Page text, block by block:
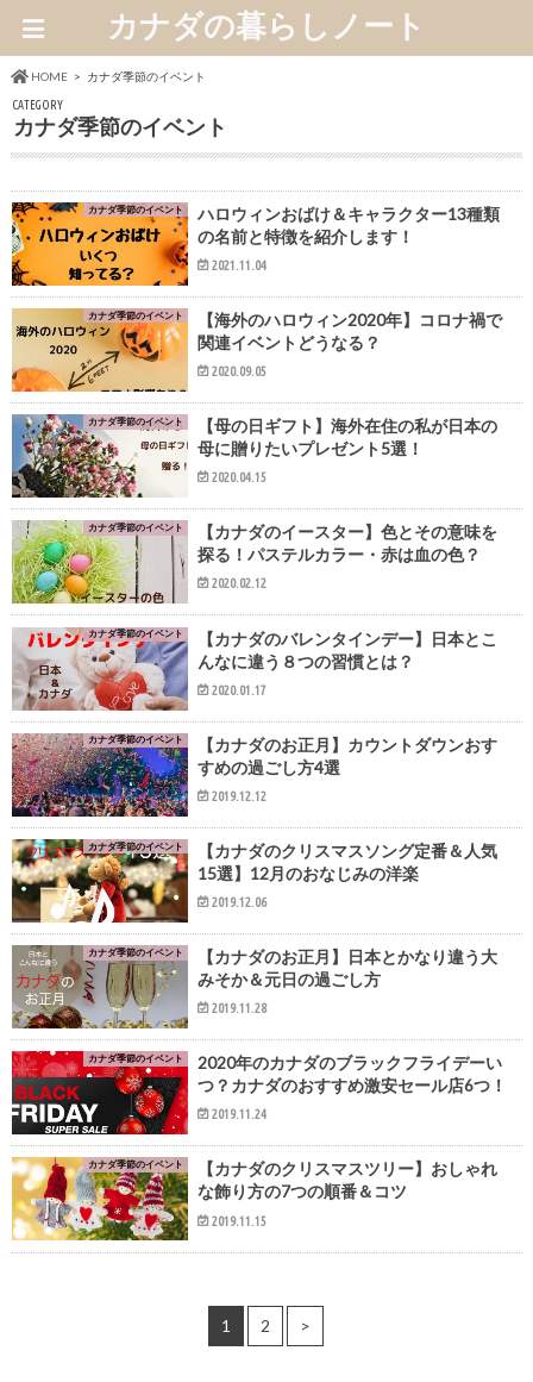
カナダの暮らしノート
HOME カナダ季節のイベント
CATEGORY
カナダ季節のイベント
カナダ季節のイベント
ハロウィンおばけ＆キャラクター13種類
の名前と特徴を紹介します！
2021.11.04
カナダ季節のイベント
【海外のハロウィン2020年】コロナ禍で
関連イベントどうなる？
2020.09.05
カナダ季節のイベント
【母の日ギフト】海外在住の私が日本の
母に贈りたいプレゼント5選！
2020.04.15
カナダ季節のイベント
【カナダのイースター】色とその意味を
探る！パステルカラー・赤は血の色？
2020.02.12
カナダ季節のイベント
【カナダのバレンタインデー】日本とこ
んなに違う８つの習慣とは？
2020.01.17
カナダ季節のイベント
【カナダのお正月】カウントダウンおす
すめの過ごし方4選
2019.12.12
カナダ季節のイベント
【カナダのクリスマスソング定番＆人気
15選】12月のおなじみの洋楽
2019.12.06
カナダ季節のイベント
【カナダのお正月】日本とかなり違う大
みそか＆元日の過ごし方
2019.11.28
カナダ季節のイベント
2020年のカナダのブラックフライデーい
つ？カナダのおすすめ激安セール店6つ！
2019.11.24
カナダ季節のイベント
【カナダのクリスマスツリー】おしゃれ
な飾り方の7つの順番＆コツ
2019.11.15
1 2 >